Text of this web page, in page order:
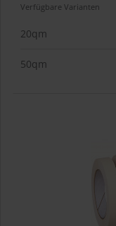
Verfügbare Varianten
20qm
50qm